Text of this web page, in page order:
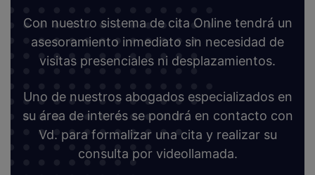
Con nuestro sistema de cita Online tendrá un
asesoramiento inmediato sin necesidad de
visitas presenciales ni desplazamientos.
Uno de nuestros abogados especializados en
su área de interés se pondrá en contacto con
Vd. para formalizar una cita y realizar su
consulta por videollamada.